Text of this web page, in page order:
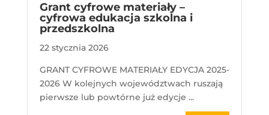
Grant cyfrowe materiały –
cyfrowa edukacja szkolna i
przedszkolna
22 stycznia 2026
GRANT CYFROWE MATERIAŁY EDYCJA 2025-
2026 W kolejnych województwach ruszają
pierwsze lub powtórne już edycje ...